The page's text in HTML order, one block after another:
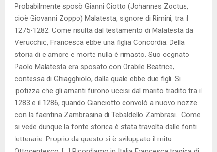
Probabilmente sposò Gianni Ciotto (Johannes Zoctus,
cioè Giovanni Zoppo) Malatesta, signore di Rimini, tra il
1275-1282. Come risulta dal testamento di Malatesta da
Verucchio, Francesca ebbe una figlia Concordia. Della
storia di e amore e morte nulla è rimasto. Suo cognato
Paolo Malatesta era sposato con Orabile Beatrice,
contessa di Ghiagghiolo, dalla quale ebbe due figli. Si
ipotizza che gli amanti furono uccisi dal marito tradito tra il
1283 e il 1286, quando Gianciotto convolò a nuovo nozze
con la faentina Zambrasina di Tebaldello Zambrasi. Come
si vede dunque la fonte storica è stata travolta dalle fonti
letterarie. Proprio da questo si è sviluppato il mito